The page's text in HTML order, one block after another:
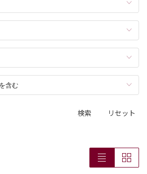
検索 リセット